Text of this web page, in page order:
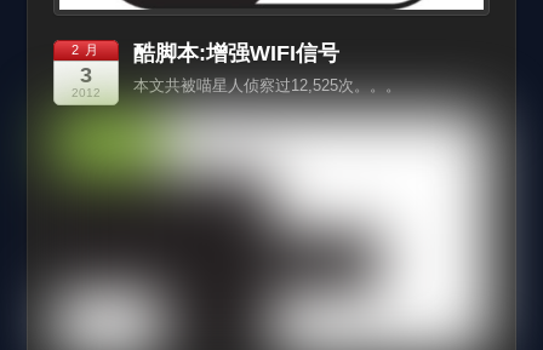
2 月
3
2012
酷脚本:增强WIFI信号
本文共被喵星人侦察过12,525次。。。